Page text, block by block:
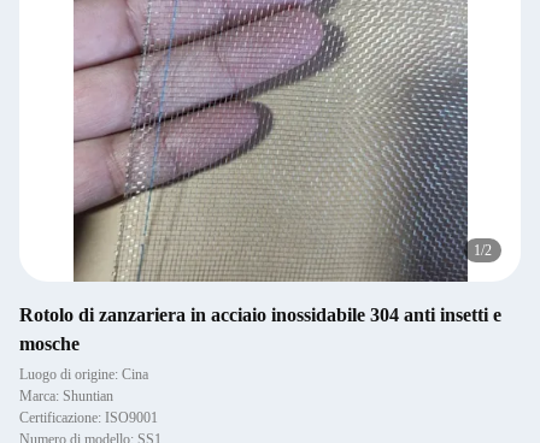
1/2
Rotolo di zanzariera in acciaio inossidabile 304 anti insetti e
mosche
Luogo di origine: Cina
Marca: Shuntian
Certificazione: ISO9001
Numero di modello: SS1